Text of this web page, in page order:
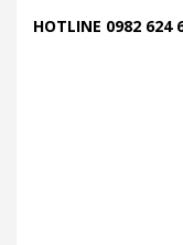
HOTLINE 0982 624